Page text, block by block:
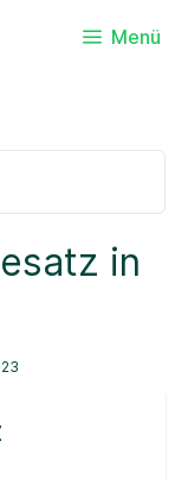
Menü
in